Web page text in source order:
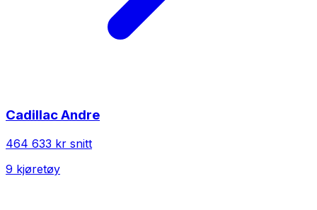
CadillacAndre
464 633 kr snitt
9 kjøretøy